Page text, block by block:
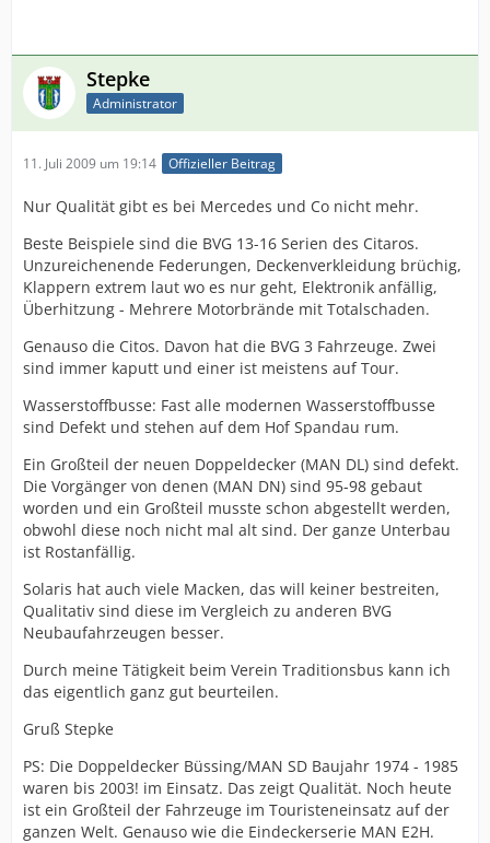
Stepke
Administrator
11. Juli 2009 um 19:14 Offizieller Beitrag
Nur Qualität gibt es bei Mercedes und Co nicht mehr.
Beste Beispiele sind die BVG 13-16 Serien des Citaros.
Unzureichenende Federungen, Deckenverkleidung brüchig,
Klappern extrem laut wo es nur geht, Elektronik anfällig,
Überhitzung - Mehrere Motorbrände mit Totalschaden.
Genauso die Citos. Davon hat die BVG 3 Fahrzeuge. Zwei
sind immer kaputt und einer ist meistens auf Tour.
Wasserstoffbusse: Fast alle modernen Wasserstoffbusse
sind Defekt und stehen auf dem Hof Spandau rum.
Ein Großteil der neuen Doppeldecker (MAN DL) sind defekt.
Die Vorgänger von denen (MAN DN) sind 95-98 gebaut
worden und ein Großteil musste schon abgestellt werden,
obwohl diese noch nicht mal alt sind. Der ganze Unterbau
ist Rostanfällig.
Solaris hat auch viele Macken, das will keiner bestreiten,
Qualitativ sind diese im Vergleich zu anderen BVG
Neubaufahrzeugen besser.
Durch meine Tätigkeit beim Verein Traditionsbus kann ich
das eigentlich ganz gut beurteilen.
Gruß Stepke
PS: Die Doppeldecker Büssing/MAN SD Baujahr 1974 - 1985
waren bis 2003! im Einsatz. Das zeigt Qualität. Noch heute
ist ein Großteil der Fahrzeuge im Touristeneinsatz auf der
ganzen Welt. Genauso wie die Eindeckerserie MAN E2H.